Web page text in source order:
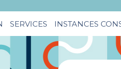
SERVICES INSTANCES